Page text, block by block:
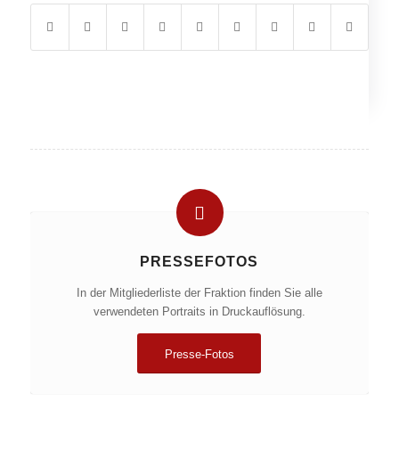
PRESSEFOTOS
In der Mitgliederliste der Fraktion finden Sie alle
verwendeten Portraits in Druckauflösung.
Presse-Fotos